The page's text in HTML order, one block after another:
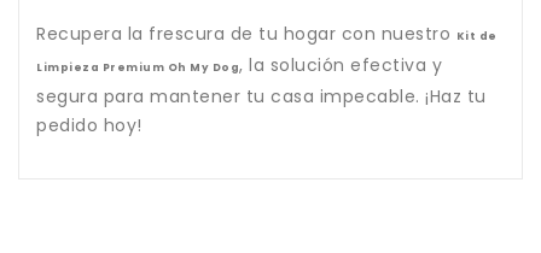
Recupera la frescura de tu hogar con nuestro Kit de
Limpieza Premium Oh My Dog, la solución efectiva y
segura para mantener tu casa impecable. ¡Haz tu
pedido hoy!